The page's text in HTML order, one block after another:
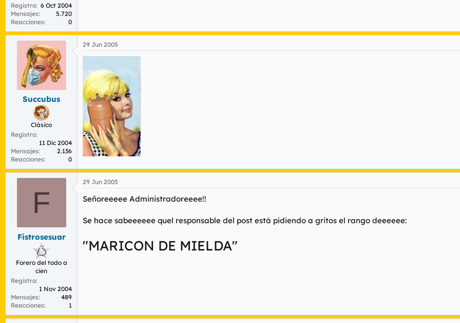
m
a
Registro 6 Oct 2004
Mensajes
5.720
Reacciones
0
Succubus
Clásico
Registro
11 Dic 2004
Mensajes
2.136
Reacciones
0
29 Jun 2005
F
Fistrosesuar
Forero del todo a
cien
Registro
1 Nov 2004
Mensajes
489
Reacciones
1
29 Jun 2005
Señoreeeee Administradoreeee!!
Se hace sabeeeeee quel responsable del post está pidiendo a gritos el rango deeeeee:
"MARICON DE MIELDA"